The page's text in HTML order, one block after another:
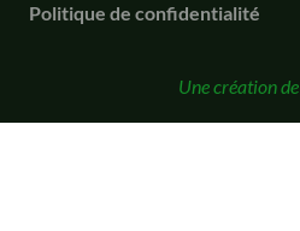
Politique de confidentialité
Une création de